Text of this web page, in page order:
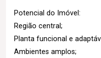
Potencial do Imóvel:
Região central;
Planta funcional e
Ambientes amplos;